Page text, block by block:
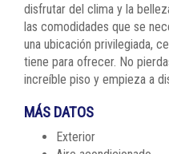
disfrutar del clima y la
las comodidades que se
una ubicación privilegiada,
tiene para ofrecer. No
increíble piso y empieza a
MÁS DATOS
Exterior